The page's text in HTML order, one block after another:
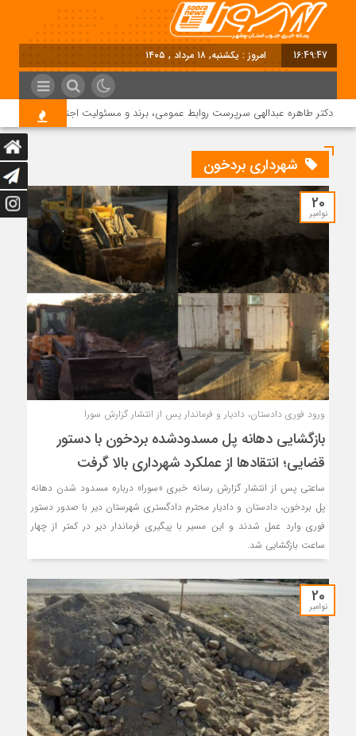
16:49:48 امروز : یکشنبه, ۱۸ مرداد , ۱۴۰۵
دکتر طاهره عبدالهی سرپرست روابط عمومی، برند و مسئولیت اجتماعی دماوند
شهرداری بردخون
20
نوامبر
ورود فوری دادستان، دادیار و فرماندار پس از انتشار گزارش سورا
بازگشایی دهانه پل مسدودشده بردخون با دستور
قضایی؛ انتقادها از عملکرد شهرداری بالا گرفت
ساعتی پس از انتشار گزارش رسانه خبری «سورا» درباره مسدود شدن دهانه
پل بردخون، دادستان و دادیار محترم دادگستری شهرستان دیر با صدور دستور
فوری وارد عمل شدند و این مسیر با پیگیری فرماندار دیر در کمتر از چهار
ساعت بازگشایی شد.
20
نوامبر